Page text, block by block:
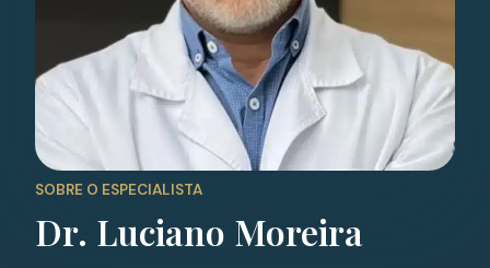
SOBRE O ESPECIALISTA
Dr. Luciano Moreira